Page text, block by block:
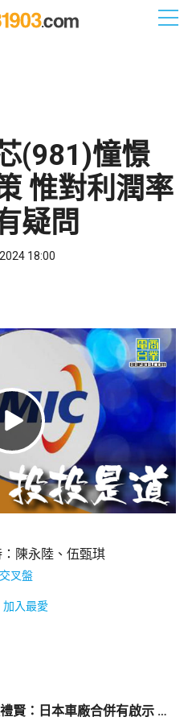
(981)憧憬
惟對利潤率
疑問
18:00
陳永陸 、 伍甄琪
叉盤
加入最愛
賢：日本車廠合併有啟示 電